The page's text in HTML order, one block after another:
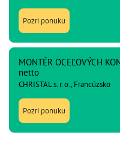
Pozri ponuku
MONTÉR OCEĽOVÝCH
netto
CHRISTAL s. r. o., Francúzsko
Pozri ponuku